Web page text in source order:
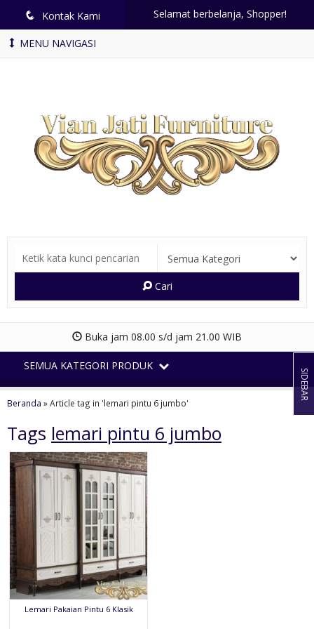
q Kontak Kami Selamat berbelanja, Shopper!
MENU NAVIGASI
Cari
Buka jam 08.00 s/d jam 21.00 WIB
SEMUA KATEGORI PRODUK
Beranda »Article tag in 'lemari pintu 6 jumbo'
Tags lemari pintu 6 jumbo
Lemari Pakaian Pintu 6 Klasik
SIDEBAR